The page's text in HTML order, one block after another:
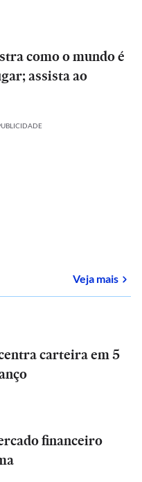
como o mundo é
assista ao
Veja mais
carteira em 5
financeiro